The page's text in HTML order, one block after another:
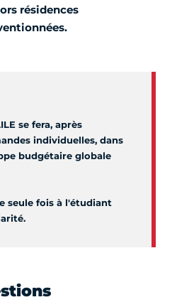
résidences
se fera, après
individuelles, dans
budgétaire globale
seule fois à l'étudiant